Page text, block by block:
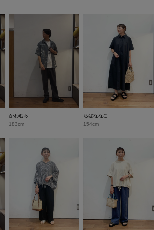
かわむら
183cm
ちばななこ
154cm